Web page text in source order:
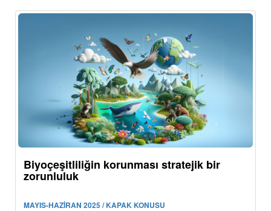
Biyoçeşitliliğin korunması stratejik bir
zorunluluk
MAYIS-HAZİRAN 2025 / KAPAK KONUSU